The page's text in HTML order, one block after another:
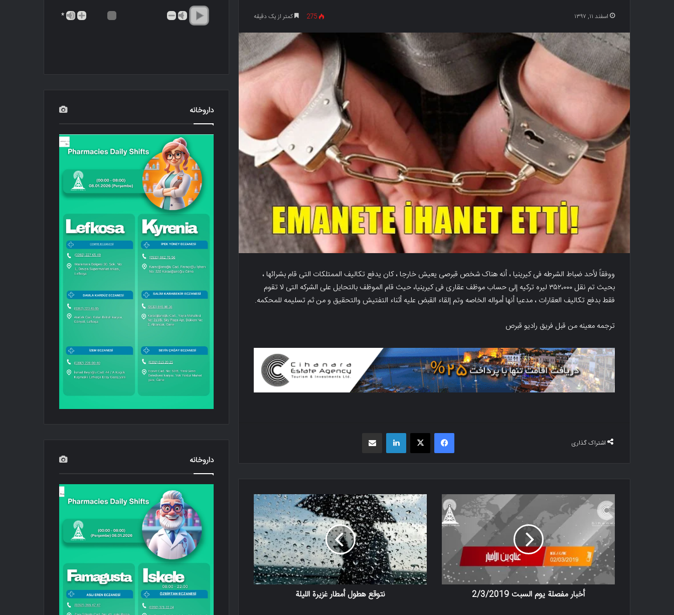
اسفند ۱۱, ۱۳۹۷ 275 کمتر از یک دقیقه
ووفقاً لأحد ضباط الشرطه فی کیرینیا ، أنه هناک شخص قبرصی یعیش خارجا ، کان یدفع تکالیف الممتلکات التی قام بشرائها ،
بحیث تم نقل ۳۵۲،۰۰۰ لیره ترکیه إلى حساب موظف عقاری فی کیرینیا، حیث قام الموظف بالتحایل على الشرکه التی لا تقوم
فقط بدفع تکالیف العقارات ، مدعیا أنها أمواله الخاصه وتم إلقاء القبض علیه أثناء التفتیش والتحقیق و من ثم تسلیمه للمحکمه.
ترجمه معینه من قبل فریق رادیو قبرص
اشتراک گذاری
فیسبوک X لینکدین
أخبار مفصلة یوم ‫السبت‬‬‬ 2/3/2019 نتوقع هطول أمطار غزيرة الليلة
*
داروخانه
داروخانه